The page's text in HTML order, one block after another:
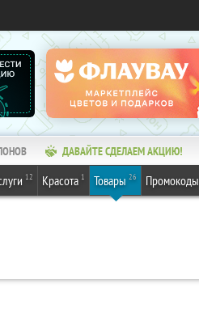
ДАВАЙТЕ СДЕЛАЕМ АКЦИЮ!
12 Красота 1 Товары 26 Промокоды